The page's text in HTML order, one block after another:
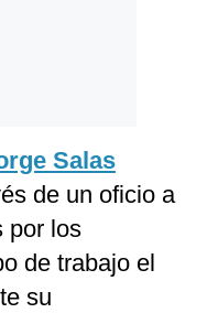
Salas
de un oficio a
por los
de trabajo el
su